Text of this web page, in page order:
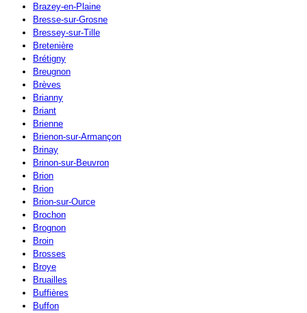
Brazey-en-Plaine
Bresse-sur-Grosne
Bressey-sur-Tille
Bretenière
Brétigny
Breugnon
Brèves
Brianny
Briant
Brienne
Brienon-sur-Armançon
Brinay
Brinon-sur-Beuvron
Brion
Brion
Brion-sur-Ource
Brochon
Brognon
Broin
Brosses
Broye
Bruailles
Buffières
Buffon